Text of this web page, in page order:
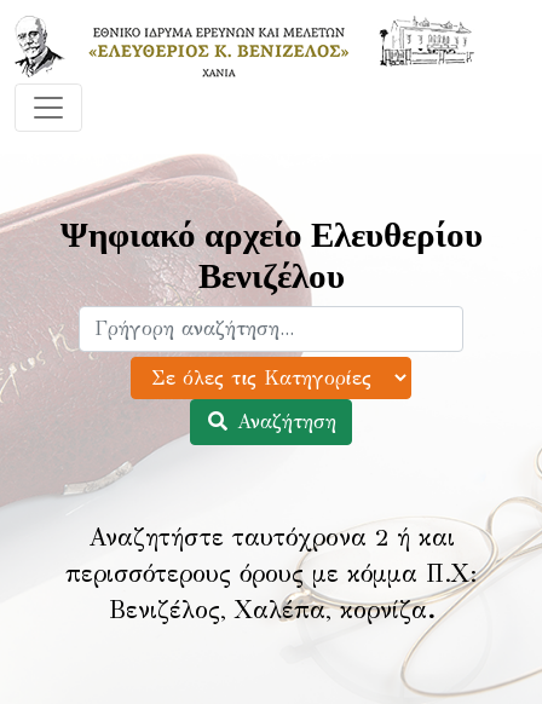
Ψηφιακό αρχείο Ελευθερίου
Βενιζέλου
Αναζήτηση
Αναζητήστε ταυτόχρονα 2 ή και
περισσότερους όρους με κόμμα Π.Χ:
Βενιζέλος, Χαλέπα, κορνίζα.